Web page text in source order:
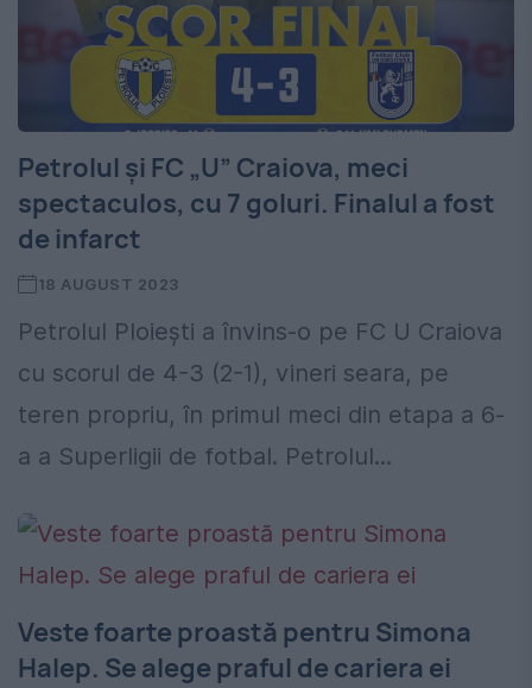
Petrolul și FC „U” Craiova, meci
spectaculos, cu 7 goluri. Finalul a fost
de infarct
18 AUGUST 2023
Petrolul Ploieşti a învins-o pe FC U Craiova
cu scorul de 4-3 (2-1), vineri seara, pe
teren propriu, în primul meci din etapa a 6-
a a Superligii de fotbal. Petrolul...
Veste foarte proastă pentru Simona
Halep. Se alege praful de cariera ei